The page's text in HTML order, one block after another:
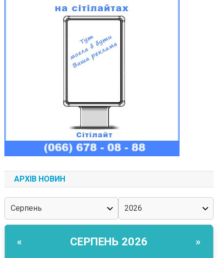
АРХІВ НОВИН
« СЕРПЕНЬ 2026 »